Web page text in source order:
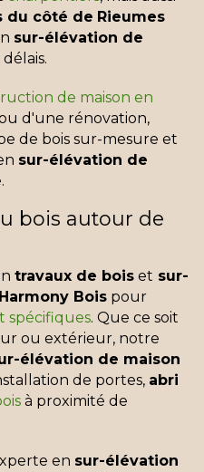
du côté de Rieumes
sur-élévation de
de maison en
d'une rénovation,
de bois sur-mesure et
sur-élévation de
bois autour de
travaux de bois et sur-
Harmony Bois pour
spécifiques. Que ce soit
ou extérieur, notre
élévation de maison
de portes, abri
à proximité de
en sur-élévation